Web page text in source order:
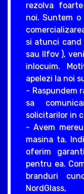
rezolva
noi. Suntem
si atunci cand
sau Ilfov ),
inlocuim.
apelezi la noi
- Raspundem
sa
solicitarilor in
- Avem
masina ta.
oferim
pentru ea.
branduri